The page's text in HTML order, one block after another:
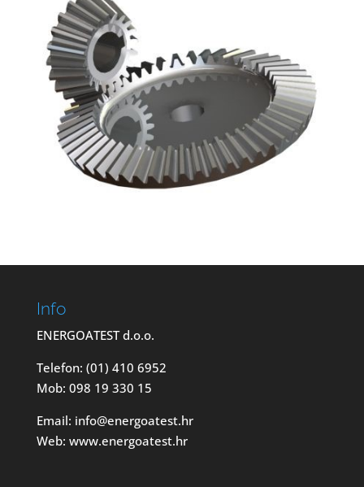
Info
ENERGOATEST d.o.o.
Telefon: (01) 410 6952
Mob: 098 19 330 15
Email: info@energoatest.hr
Web: www.energoatest.hr